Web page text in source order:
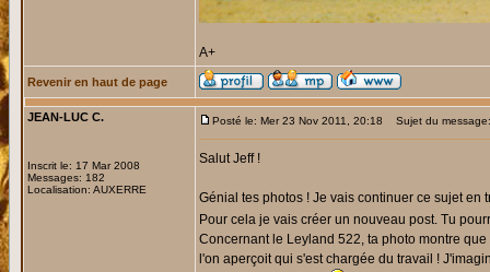
A+
Revenir en haut de page
JEAN-LUC C.
Inscrit le: 17 Mar 2008
Messages: 182
Localisation: AUXERRE
Posté le: Mer 23 Nov 2011, 20:18 Sujet du message:
Salut Jeff !
Génial tes photos ! Je vais continuer ce sujet
Pour cela je vais créer un nouveau post. Tu
Concernant le Leyland 522, ta photo montre
l'on aperçoit qui s'est chargée du travail !